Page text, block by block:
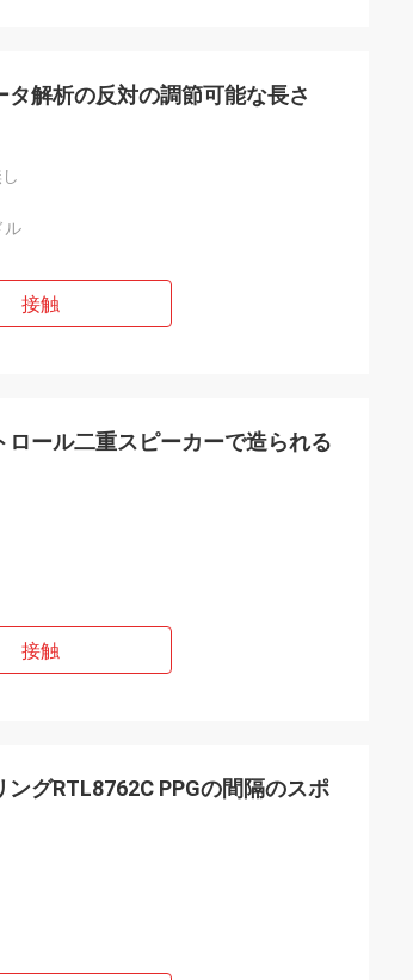
解析の反対の調節可能な長さ
ル
接触
ール二重スピーカーで造られる
接触
グRTL8762C PPGの間隔のスポ